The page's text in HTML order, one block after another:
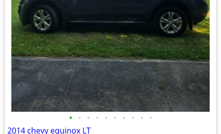
• • • • • • • • • •
2014 chevy equinox LT